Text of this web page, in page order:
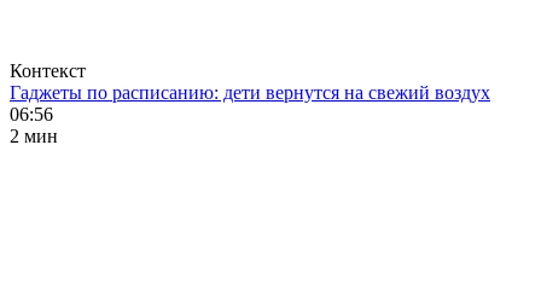
Контекст
Гаджеты по расписанию: дети вернутся на свежий воздух
06:56
2 мин